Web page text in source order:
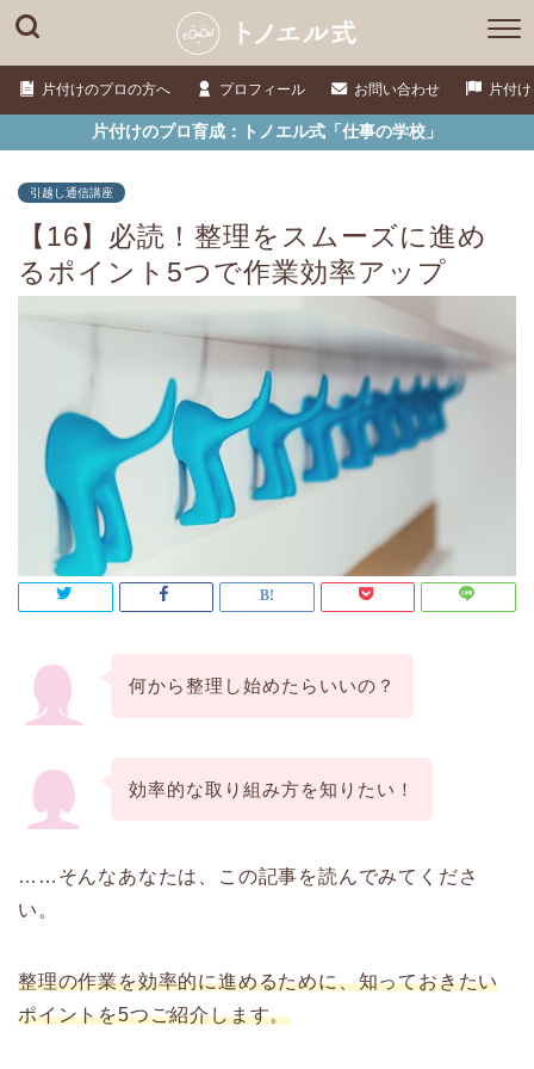
片付けのプロの方へ プロフィール お問い合わせ 片付
片付けのプロ育成：トノエル式「仕事の学校」
引越し通信講座
【16】必読！整理をスムーズに進め
るポイント5つで作業効率アップ
何から整理し始めたらいいの？
効率的な取り組み方を知りたい！
……そんなあなたは、この記事を読んでみてくださ
い。
整理の作業を効率的に進めるために、知っておきたい
ポイントを5つご紹介します。